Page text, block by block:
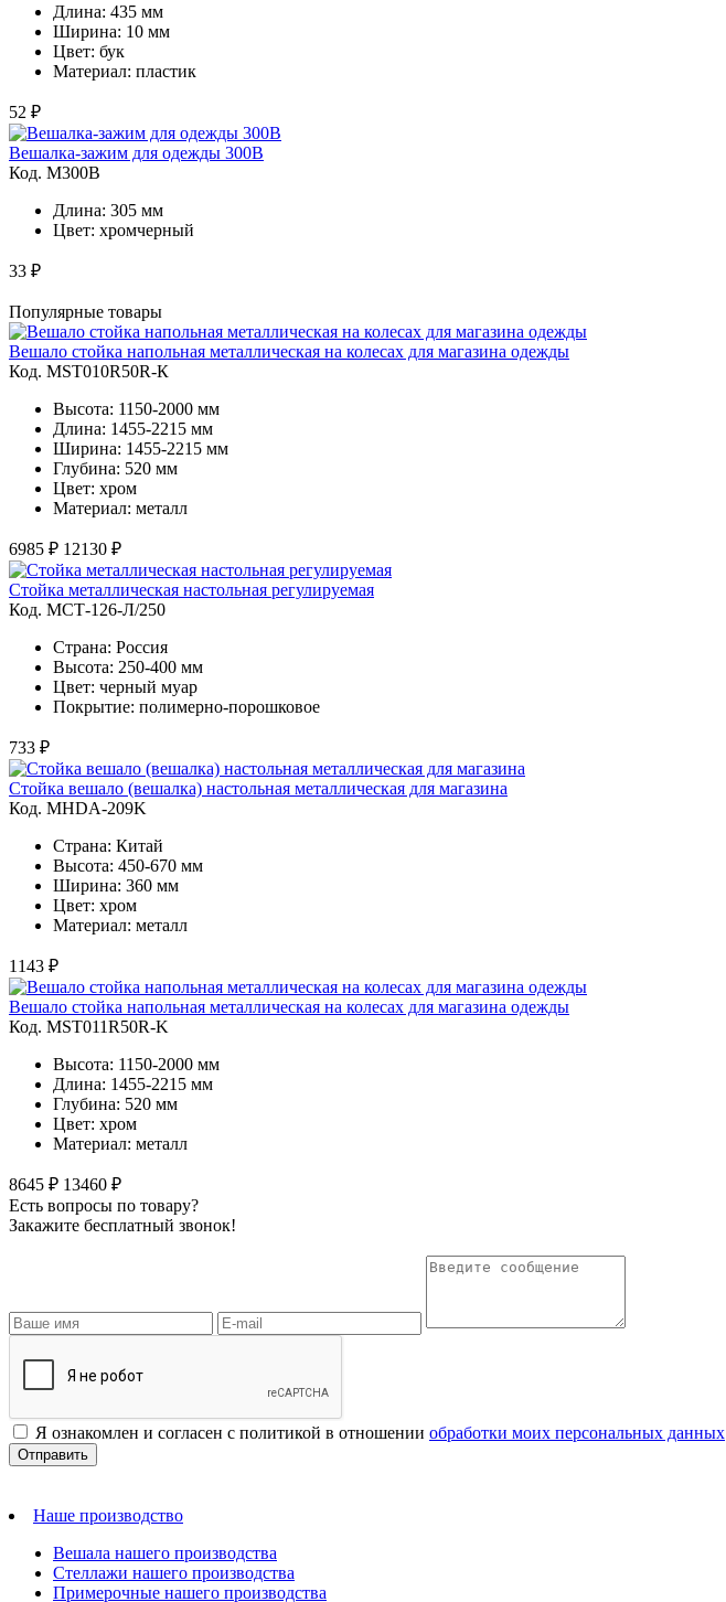
Длина: 435 мм
Ширина: 10 мм
Цвет: бук
Материал: пластик
52 ₽
Вешалка-зажим для одежды 300B
Код. M300B
Длина: 305 мм
Цвет: хромчерный
33 ₽
Популярные товары
Вешало стойка напольная металлическая на колесах для магазина одежды
Код. MST010R50R-К
Высота: 1150-2000 мм
Длина: 1455-2215 мм
Ширина: 1455-2215 мм
Глубина: 520 мм
Цвет: хром
Материал: металл
6985 ₽ 12130 ₽
Стойка металлическая настольная регулируемая
Код. MСТ-126-Л/250
Страна: Россия
Высота: 250-400 мм
Цвет: черный муар
Покрытие: полимерно-порошковое
733 ₽
Стойка вешало (вешалка) настольная металлическая для магазина
Код. MHDA-209K
Страна: Китай
Высота: 450-670 мм
Ширина: 360 мм
Цвет: хром
Материал: металл
1143 ₽
Вешало стойка напольная металлическая на колесах для магазина одежды
Код. MST011R50R-K
Высота: 1150-2000 мм
Длина: 1455-2215 мм
Глубина: 520 мм
Цвет: хром
Материал: металл
8645 ₽ 13460 ₽
Есть вопросы по товару?
Закажите бесплатный звонок!
Я ознакомлен и согласен с политикой в отношении обработки моих персональных данных
Наше производство
Вешала нашего производства
Стеллажи нашего производства
Примерочные нашего производства